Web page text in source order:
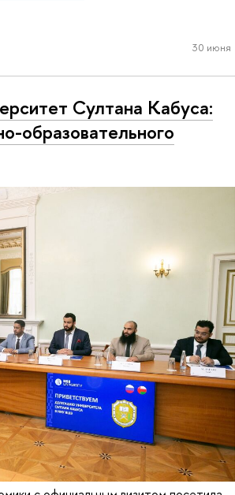
приложений 30 июня
Султана Кабуса:
образовательного